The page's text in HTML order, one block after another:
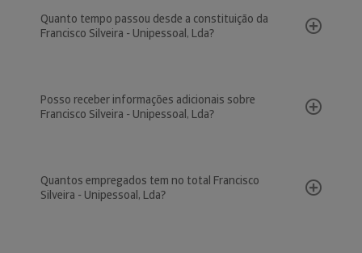
Quanto tempo passou desde a constituição da
Francisco Silveira - Unipessoal, Lda?
Posso receber informações adicionais sobre
Francisco Silveira - Unipessoal, Lda?
Quantos empregados tem no total Francisco
Silveira - Unipessoal, Lda?